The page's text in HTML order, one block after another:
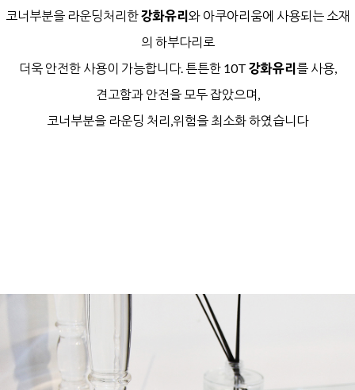
코너부분을 라운딩처리한강화유리와 아쿠아리움에 사용되는 소재
의 하부다리로
더욱 안전한 사용이 가능합니다. 튼튼한 10T 강화유리를 사용,
견고함과 안전을 모두 잡았으며,
코너부분을 라운딩 처리,위험을 최소화 하였습니다